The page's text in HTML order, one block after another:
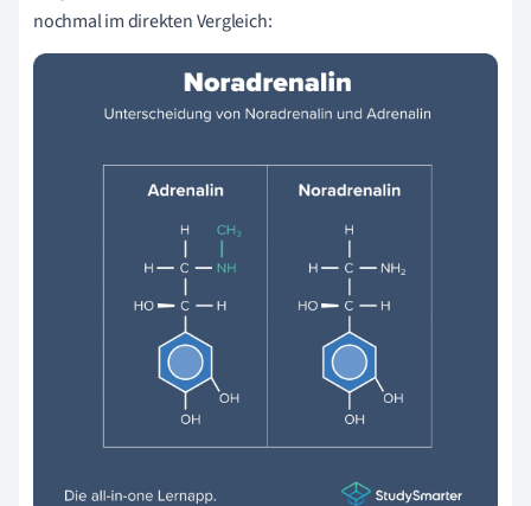
nochmal im direkten Vergleich: